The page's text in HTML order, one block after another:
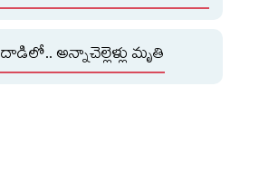
అన్నాచెల్లెళ్లు మృతి